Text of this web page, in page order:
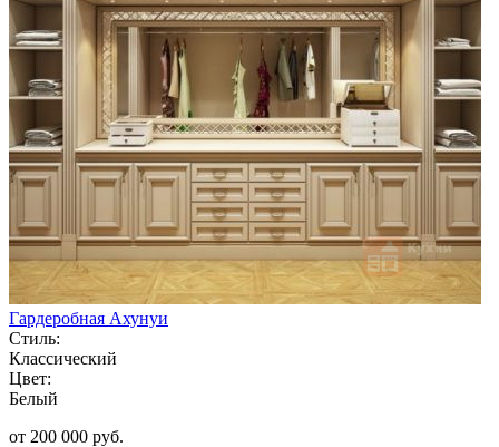
Гардеробная Ахунуи
Стиль:
Классический
Цвет:
Белый
от 200 000 руб.